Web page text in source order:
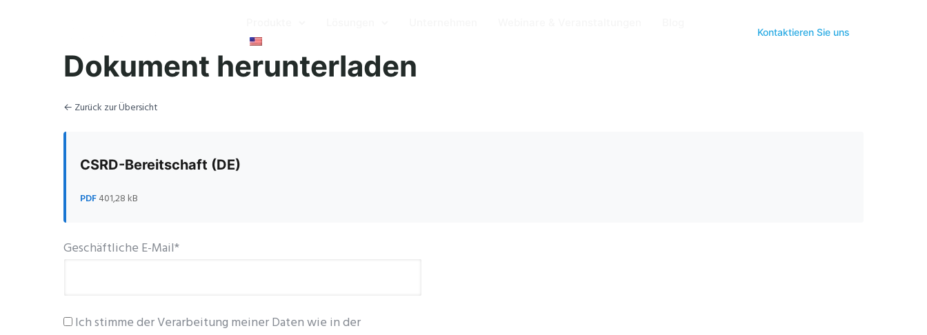
Kontaktieren Sie uns
Dokument herunterladen
← Zurück zur Übersicht
CSRD-Bereitschaft (DE)
PDF401,28 kB
Geschäftliche E-Mail*
Ich stimme der Verarbeitung meiner Daten wie in der